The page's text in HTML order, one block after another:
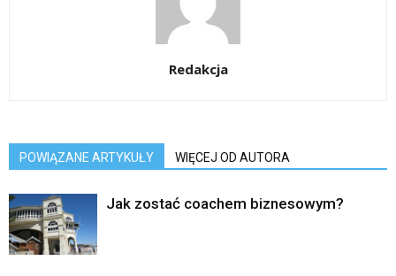
Redakcja
POWIĄZANE ARTYKUŁY WIĘCEJ OD AUTORA
Jak zostać coachem biznesowym?